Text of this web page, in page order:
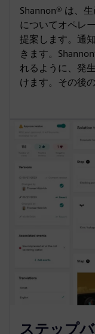
Shannon® は、
についてオペレ
提案します。通
きます。
れるように、発
けます。その後
ステップ